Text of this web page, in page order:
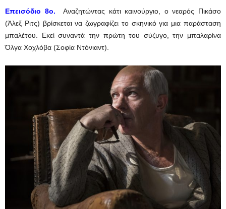
Eπεισόδιο 8ο.
Αναζητώντας κάτι καινούργιο, ο νεαρός Πικάσο
(Άλεξ Ριτς) βρίσκεται να ζωγραφίζει το σκηνικό για μια παράσταση
μπαλέτου. Εκεί συναντά την πρώτη του σύζυγο, την μπαλαρίνα
Όλγα Χoχλόβα (Σοφία Ντόνιαντ).